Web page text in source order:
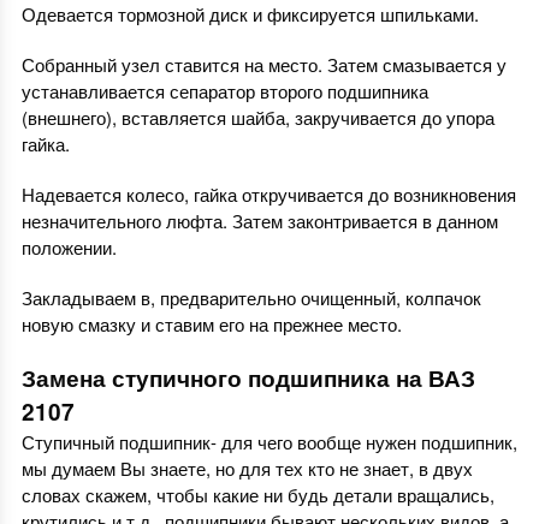
Одевается тормозной диск и фиксируется шпильками.
Собранный узел ставится на место. Затем смазывается у
устанавливается сепаратор второго подшипника
(внешнего), вставляется шайба, закручивается до упора
гайка.
Надевается колесо, гайка откручивается до возникновения
незначительного люфта. Затем законтривается в данном
положении.
Закладываем в, предварительно очищенный, колпачок
новую смазку и ставим его на прежнее место.
Замена ступичного подшипника на ВАЗ
2107
Ступичный подшипник- для чего вообще нужен подшипник,
мы думаем Вы знаете, но для тех кто не знает, в двух
словах скажем, чтобы какие ни будь детали вращались,